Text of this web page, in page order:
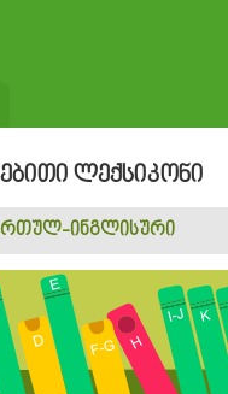
ლექსიკონი
ინგლისური